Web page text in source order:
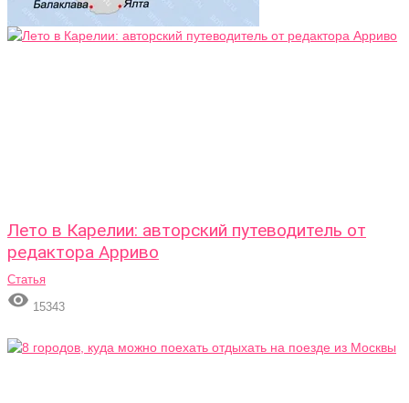
Лето в Карелии: авторский путеводитель от
редактора Арриво
Статья
 15343